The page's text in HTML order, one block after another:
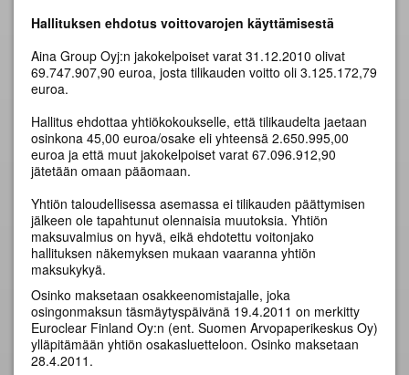
Hallituksen ehdotus voittovarojen käyttämisestä
Aina Group Oyj:n jakokelpoiset varat 31.12.2010 olivat
69.747.907,90 euroa, josta tilikauden voitto oli 3.125.172,79
euroa.
Hallitus ehdottaa yhtiökokoukselle, että tilikaudelta jaetaan
osinkona 45,00 euroa/osake eli yhteensä 2.650.995,00
euroa ja että muut jakokelpoiset varat 67.096.912,90
jätetään omaan pääomaan.
Yhtiön taloudellisessa asemassa ei tilikauden päättymisen
jälkeen ole tapahtunut olennaisia muutoksia. Yhtiön
maksuvalmius on hyvä, eikä ehdotettu voitonjako
hallituksen näkemyksen mukaan vaaranna yhtiön
maksukykyä.
Osinko maksetaan osakkeenomistajalle, joka
osingonmaksun täsmäytyspäivänä 19.4.2011 on merkitty
Euroclear Finland Oy:n (ent. Suomen Arvopaperikeskus Oy)
ylläpitämään yhtiön osakasluetteloon. Osinko maksetaan
28.4.2011.